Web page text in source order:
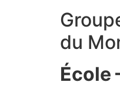
du
École